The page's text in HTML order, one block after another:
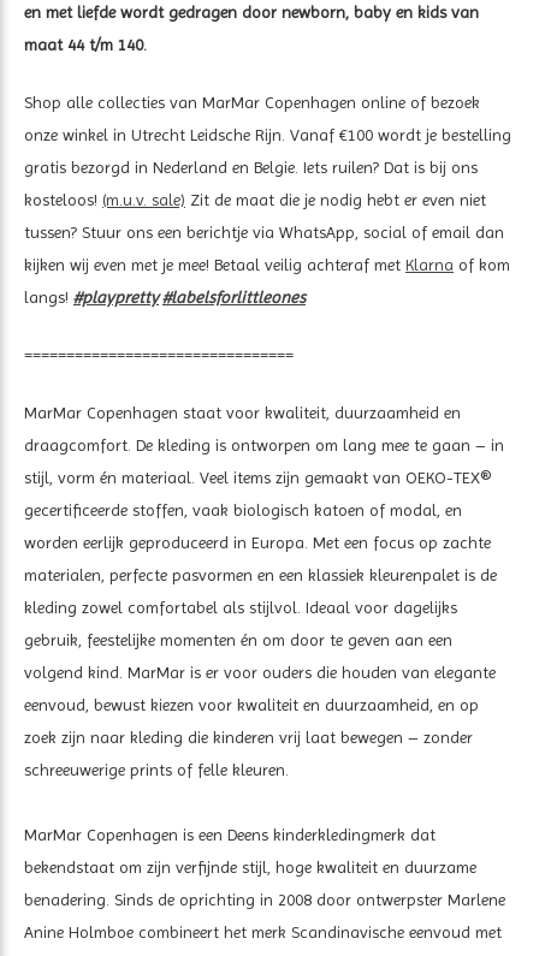
en met liefde wordt gedragen door newborn, baby en kids van
maat 44 t/m 140.
Shop alle collecties van MarMar Copenhagen online of bezoek
onze winkel in Utrecht Leidsche Rijn. Vanaf €100 wordt je bestelling
gratis bezorgd in Nederland en Belgie. Iets ruilen? Dat is bij ons
kosteloos! (m.u.v. sale) Zit de maat die je nodig hebt er even niet
tussen? Stuur ons een berichtje via WhatsApp, social of email dan
kijken wij even met je mee! Betaal veilig achteraf met Klarna of kom
langs! #playpretty#labelsforlittleones
================================
MarMar Copenhagen staat voor kwaliteit, duurzaamheid en
draagcomfort. De kleding is ontworpen om lang mee te gaan – in
stijl, vorm én materiaal. Veel items zijn gemaakt van OEKO-TEX®
gecertificeerde stoffen, vaak biologisch katoen of modal, en
worden eerlijk geproduceerd in Europa. Met een focus op zachte
materialen, perfecte pasvormen en een klassiek kleurenpalet is de
kleding zowel comfortabel als stijlvol. Ideaal voor dagelijks
gebruik, feestelijke momenten én om door te geven aan een
volgend kind. MarMar is er voor ouders die houden van elegante
eenvoud, bewust kiezen voor kwaliteit en duurzaamheid, en op
zoek zijn naar kleding die kinderen vrij laat bewegen – zonder
schreeuwerige prints of felle kleuren.
MarMar Copenhagen is een Deens kinderkledingmerk dat
bekendstaat om zijn verfijnde stijl, hoge kwaliteit en duurzame
benadering. Sinds de oprichting in 2008 door ontwerpster Marlene
Anine Holmboe combineert het merk Scandinavische eenvoud met